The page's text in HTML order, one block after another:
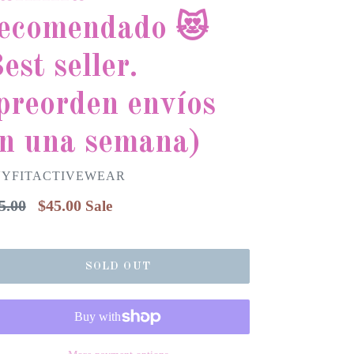
😻
seller.
envíos
una semana)
$45.00 Sale
SOLD OUT